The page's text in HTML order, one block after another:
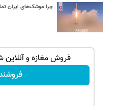
چرا موشک‌های ایران
فروش مغازه و آنلاین